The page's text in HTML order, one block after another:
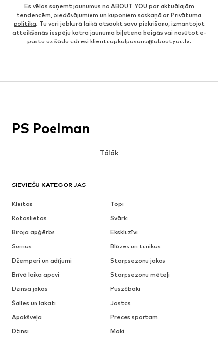
Es vēlos saņemt jaunumus no ABOUT YOU par aktuālajām
tendencēm, piedāvājumiem un kuponiem saskaņā ar Privātuma
politika. Tu vari jebkurā laikā atsaukt savu piekrišanu, izmantojot
atteikšanās iespēju katra jaunuma biļetena beigās vai nosūtot e-
pastu uz šādu adresi klientuapkalposana@aboutyou.lv.
SIEVIEŠU KATEGORIJAS
Kleitas
Topi
Rotaslietas
Svārki
Biroja apģērbs
Ekskluzīvi
Somas
Blūzes un tunikas
Džemperi un adījumi
Starpsezonu jakas
Brīvā laika apavi
Starpsezonu mēteļi
Džinsa jakas
Puszābaki
Šalles un lakati
Jostas
Apakšveļa
Preces sportam
Džinsi
Maki
PS Poelman
Tālāk